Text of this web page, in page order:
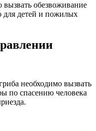
обезвоживание
для детей и пожилых
необходимо вызвать
по спасению человека